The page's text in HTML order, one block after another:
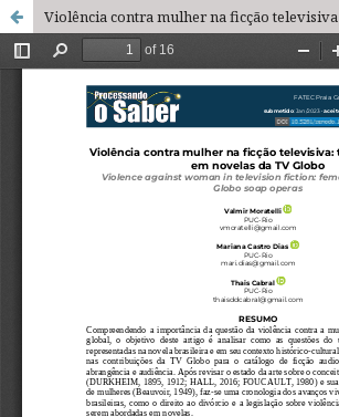
Violência contra mulher na ficção televisiva